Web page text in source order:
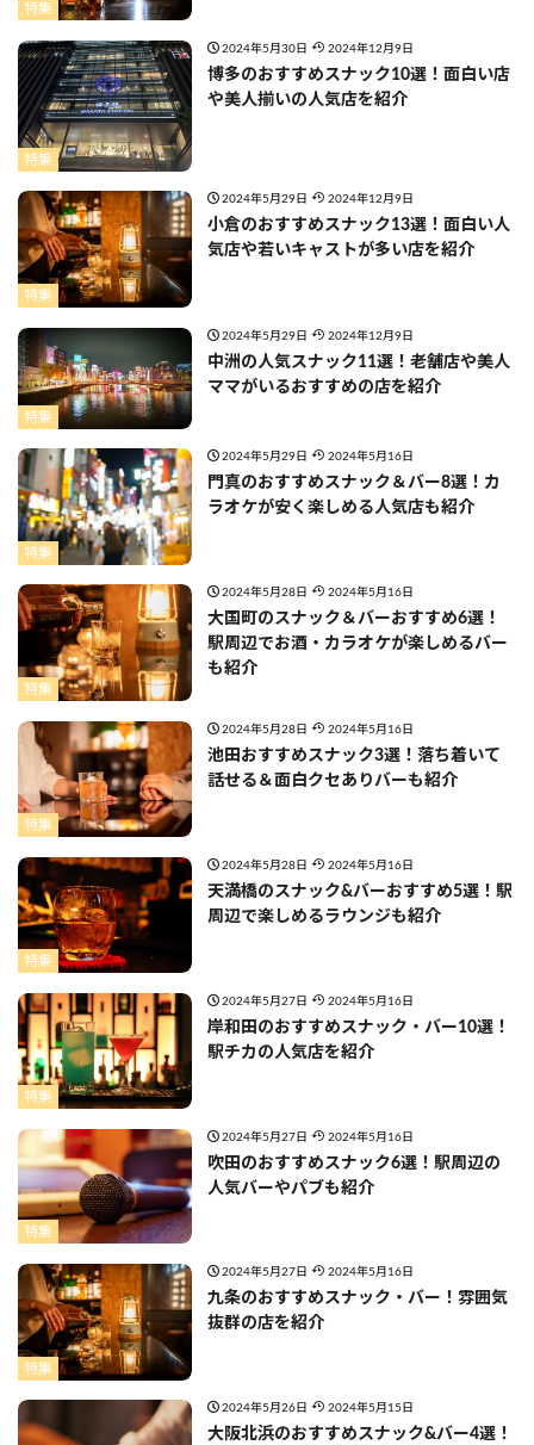
特集
特集
2024年5月30日 2024年12月9日
博多のおすすめスナック10選！面白い店
や美人揃いの人気店を紹介
特集
2024年5月29日 2024年12月9日
小倉のおすすめスナック13選！面白い人
気店や若いキャストが多い店を紹介
特集
2024年5月29日 2024年12月9日
中洲の人気スナック11選！老舗店や美人
ママがいるおすすめの店を紹介
特集
2024年5月29日 2024年5月16日
門真のおすすめスナック＆バー8選！カ
ラオケが安く楽しめる人気店も紹介
特集
2024年5月28日 2024年5月16日
大国町のスナック＆バーおすすめ6選！
駅周辺でお酒・カラオケが楽しめるバー
も紹介
特集
2024年5月28日 2024年5月16日
池田おすすめスナック3選！落ち着いて
話せる＆面白クセありバーも紹介
特集
2024年5月28日 2024年5月16日
天満橋のスナック&バーおすすめ5選！駅
周辺で楽しめるラウンジも紹介
特集
2024年5月27日 2024年5月16日
岸和田のおすすめスナック・バー10選！
駅チカの人気店を紹介
特集
2024年5月27日 2024年5月16日
吹田のおすすめスナック6選！駅周辺の
人気バーやパブも紹介
特集
2024年5月27日 2024年5月16日
九条のおすすめスナック・バー！雰囲気
抜群の店を紹介
2024年5月26日 2024年5月15日
大阪北浜のおすすめスナック&バー4選！